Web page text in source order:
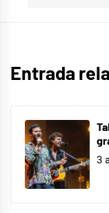
Entrada
3